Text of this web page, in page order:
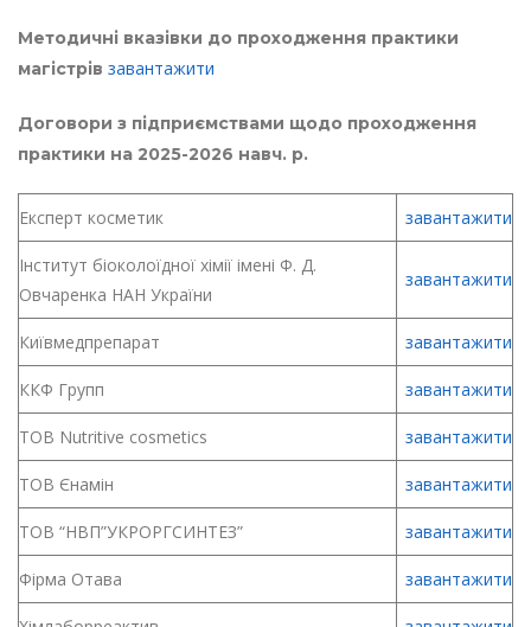
Методичні вказівки до проходження практики
магістрів завантажити
Договори з підприємствами щодо проходження
практики на 2025-2026 навч. р.
Експерт косметик завантажити
Інститут біоколоїдної хімії імені Ф. Д.
Овчаренка НАН України
завантажити
Київмедпрепарат завантажити
ККФ Групп завантажити
ТОВ Nutritive cosmetics завантажити
ТОВ Єнамін завантажити
ТОВ “НВП”УКРОРГСИНТЕЗ” завантажити
Фірма Отава завантажити